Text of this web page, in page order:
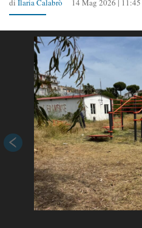
di Ilaria Calabrò 14 Mag 2026 | 11:45